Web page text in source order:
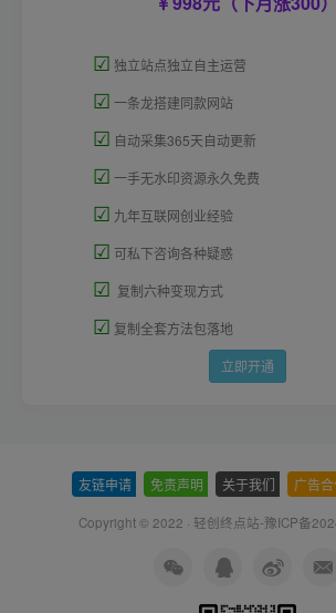
☑ 独立站点独立自主运营
☑ 一条龙搭建同款网站
☑ 自动采集365天自动更新
☑ 一手无水印资源永久免费
☑ 九年互联网创业经验
☑ 可私下咨询各种疑惑
☑ 复制六种变现方式
☑ 复制全套方法包落地
立即开通
友链申请 免责声明 关于我们 广告
Copyright © 2022 · 轻创终点站-豫ICP备